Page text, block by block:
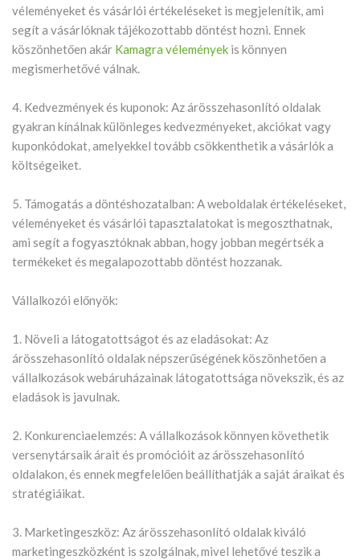
véleményeket és vásárlói értékeléseket is megjelenítik, ami
segít a vásárlóknak tájékozottabb döntést hozni. Ennek
köszönhetően akár Kamagra vélemények is könnyen
megismerhetővé válnak.
4. Kedvezmények és kuponok: Az árösszehasonlító oldalak
gyakran kínálnak különleges kedvezményeket, akciókat vagy
kuponkódokat, amelyekkel tovább csökkenthetik a vásárlók a
költségeiket.
5. Támogatás a döntéshozatalban: A weboldalak értékeléseket,
véleményeket és vásárlói tapasztalatokat is megoszthatnak,
ami segít a fogyasztóknak abban, hogy jobban megértsék a
termékeket és megalapozottabb döntést hozzanak.
Vállalkozói előnyök:
1. Növeli a látogatottságot és az eladásokat: Az
árösszehasonlító oldalak népszerűségének köszönhetően a
vállalkozások webáruházainak látogatottsága növekszik, és az
eladások is javulnak.
2. Konkurenciaelemzés: A vállalkozások könnyen követhetik
versenytársaik árait és promócióit az árösszehasonlító
oldalakon, és ennek megfelelően beállíthatják a saját áraikat és
stratégiáikat.
3. Marketingeszköz: Az árösszehasonlító oldalak kiváló
marketingeszközként is szolgálnak, mivel lehetővé teszik a